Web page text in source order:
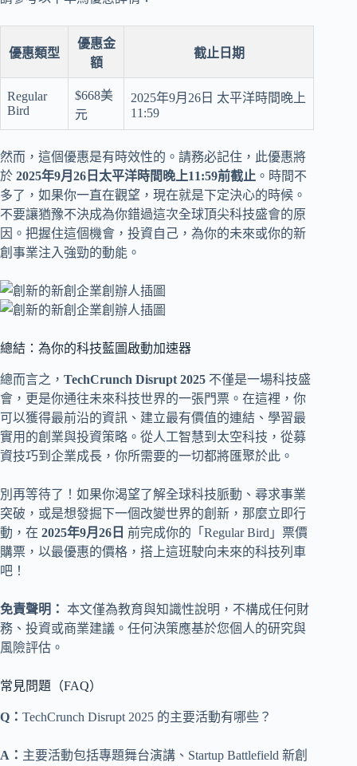
優惠類型
優惠金
額
截止日期
Regular
Bird
$668美
元
2025年9月26日 太平洋時間晚上
11:59
然而，這個優惠是有時效性的。請務必記住，此優惠將
於 2025年9月26日太平洋時間晚上11:59前截止 。時間不
多了，如果你一直在觀望，現在就是下定決心的時候。
不要讓猶豫不決成為你錯過這次全球頂尖科技盛會的原
因。把握住這個機會，投資自己，為你的未來或你的新
創事業注入強勁的動能。
總結：為你的科技藍圖啟動加速器
總而言之， TechCrunch Disrupt 2025 不僅是一場科技盛
會，更是你通往未來科技世界的一張門票。在這裡，你
可以獲得最前沿的資訊、建立最有價值的連結、學習最
實用的創業與投資策略。從人工智慧到太空科技，從募
資技巧到企業成長，你所需要的一切都將匯聚於此。
別再等待了！如果你渴望了解全球科技脈動、尋求事業
突破，或是想發掘下一個改變世界的創新，那麼立即行
動，在 2025年9月26日 前完成你的「Regular Bird」票價
購票，以最優惠的價格，搭上這班駛向未來的科技列車
吧！
免責聲明： 本文僅為教育與知識性說明，不構成任何財
務、投資或商業建議。任何決策應基於您個人的研究與
風險評估。
常見問題（FAQ）
Q： TechCrunch Disrupt 2025 的主要活動有哪些？
A： 主要活動包括專題舞台演講、Startup Battlefield 新創